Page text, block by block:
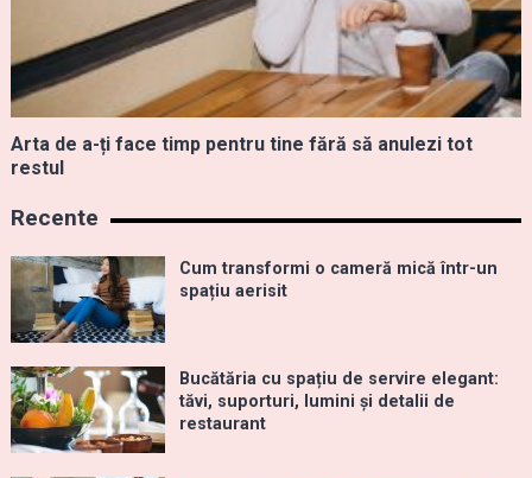
Arta de a-ți face timp pentru tine fără să anulezi tot
restul
Recente
Cum transformi o cameră mică într-un
spațiu aerisit
Bucătăria cu spațiu de servire elegant:
tăvi, suporturi, lumini și detalii de
restaurant